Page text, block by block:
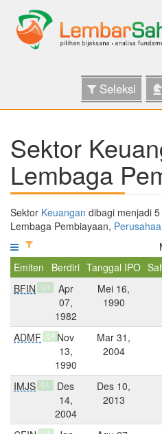
Seleksi
Sektor
Lembaga
Sektor Keuangan dibagi menjadi
Lembaga Pembiayaan,
Emiten
Berdiri Tanggal IPO
BFIN
Q4
Apr
07,
1982
Mei 16,
1990
ADMF Q4 Nov
13,
1990
Mar 31,
2004
IMJS Q1
Des
14,
2004
Des 10,
2013